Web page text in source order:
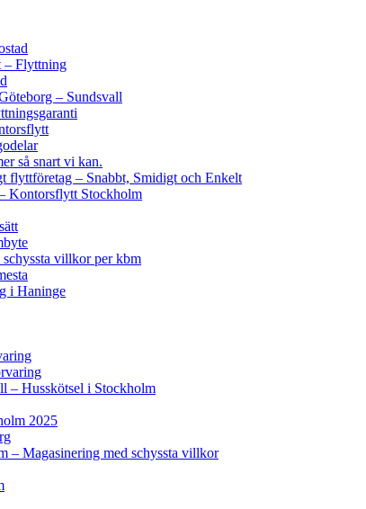
– Flyttning
– Sundsvall
så snart vi kan.
flyttföretag – Snabbt, Smidigt och Enkelt
Kontorsflytt Stockholm
villkor per kbm
i Haninge
– Husskötsel i Stockholm
2025
– Magasinering med schyssta villkor